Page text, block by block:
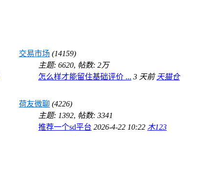
交易市场 (14159)
主题: 6620, 帖数: 2万
怎么样才能留住基础评价 ... 3 天前 天猫仓
荷友微聊 (4226)
主题: 1392, 帖数: 3341
推荐一个sd平台 2026-4-22 10:22 木123